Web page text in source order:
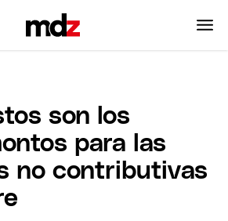
son los
para las
no contributivas